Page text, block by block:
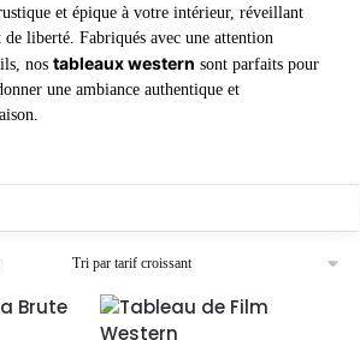
et épique à votre intérieur, réveillant
de liberté. Fabriqués avec une attention
nos tableaux western sont parfaits pour
une ambiance authentique et